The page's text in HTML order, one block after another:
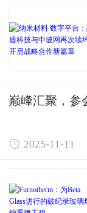
巅峰汇聚，参
 2025-11-11